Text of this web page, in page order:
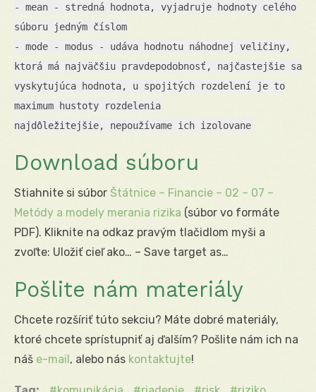
- mean - stredná hodnota, vyjadruje hodnoty celého
súboru jedným číslom
- mode - modus - udáva hodnotu náhodnej veličiny,
ktorá má najväčšiu pravdepodobnosť, najčastejšie sa
vyskytujúca hodnota, u spojitých rozdelení je to
maximum hustoty rozdelenia
najdôležitejšie, nepoužívame ich izolovane
Download súboru
Stiahnite si súbor Štátnice – Financie – 02 – 07 –
Metódy a modely merania rizika (súbor vo formáte
PDF). Kliknite na odkaz pravým tlačidlom myši a
zvoľte: Uložiť cieľ ako… – Save target as…
Pošlite nám materiály
Chcete rozšíriť túto sekciu? Máte dobré materiály,
ktoré chcete sprístupniť aj ďalším? Pošlite nám ich na
náš e-mail, alebo nás kontaktujte!